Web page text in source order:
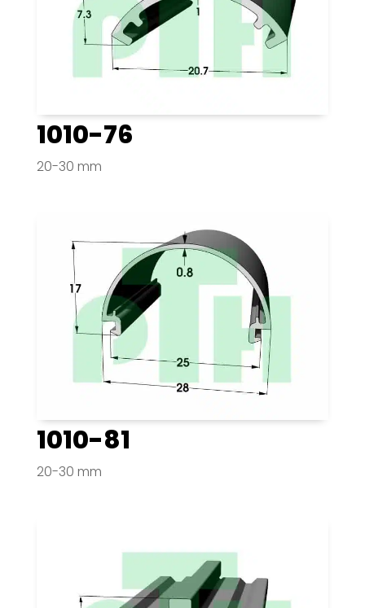
1010-76
20-30 mm
1010-81
20-30 mm